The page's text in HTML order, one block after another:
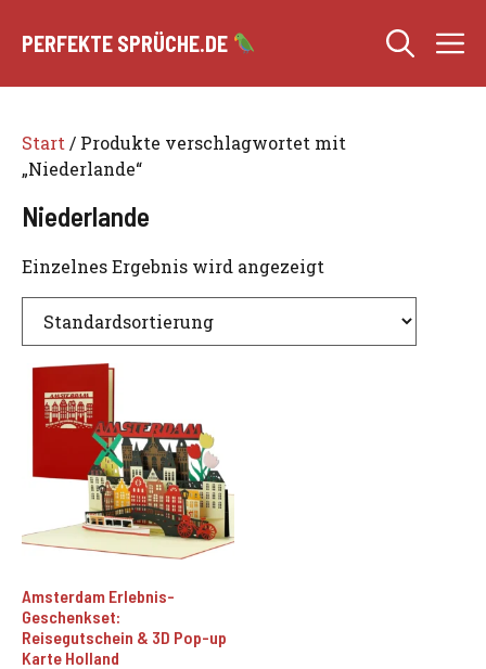
Inhalt
PERFEKTE SPRÜCHE.DE
Start / Produkte verschlagwortet mit
„Niederlande“
Niederlande
Einzelnes Ergebnis wird angezeigt
Amsterdam Erlebnis-
Geschenkset:
Reisegutschein & 3D Pop-up
Karte Holland